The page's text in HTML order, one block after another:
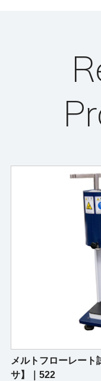
メルトフローレート
サ】｜522